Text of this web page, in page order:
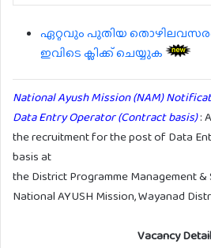
ഏറ്റവും പുതിയ
ഇവിടെ ക്ലിക്ക് ചെയ്യുക
National Ayush Mission (NAM)
Data Entry Operator (Contract basis):
the recruitment for the post of Data
basis at
the District Programme Management
National AYUSH Mission, Wayanad
Vacancy